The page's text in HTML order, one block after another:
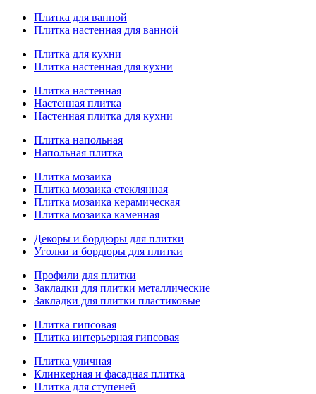
Плитка для ванной
Плитка настенная для ванной
Плитка для кухни
Плитка настенная для кухни
Плитка настенная
Настенная плитка
Настенная плитка для кухни
Плитка напольная
Напольная плитка
Плитка мозаика
Плитка мозаика стеклянная
Плитка мозаика керамическая
Плитка мозаика каменная
Декоры и бордюры для плитки
Уголки и бордюры для плитки
Профили для плитки
Закладки для плитки металлические
Закладки для плитки пластиковые
Плитка гипсовая
Плитка интерьерная гипсовая
Плитка уличная
Клинкерная и фасадная плитка
Плитка для ступеней